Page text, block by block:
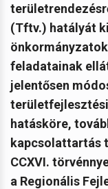
(Tftv.) hatályát
feladatainak
jelentősen
hatásköre,
kapcsolattartás
CCXVI.
a Regionális